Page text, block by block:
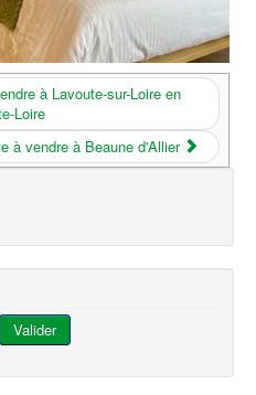
à Lavoute-sur-Loire en
Loire
à vendre à Beaune d'Allier
Valider